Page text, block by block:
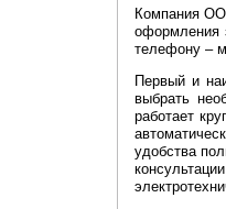
Компания
оформления
телефону –
Первый и
выбрать
работает
удобства